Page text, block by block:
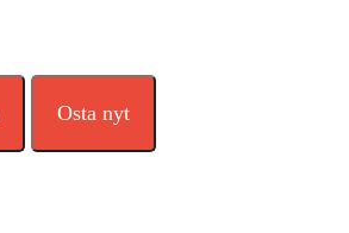
Osta nyt